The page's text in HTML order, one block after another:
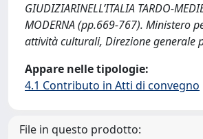
GIUDIZIARINELL’ITALIA TARDO-
MODERNA (pp.669-767). Ministero
attività culturali, Direzione generale
Appare nelle tipologie:
4.1 Contributo in Atti di convegno
File in questo prodotto: